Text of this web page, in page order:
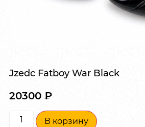
Jzedc Fatboy War Black
20300 ₽
В корзину